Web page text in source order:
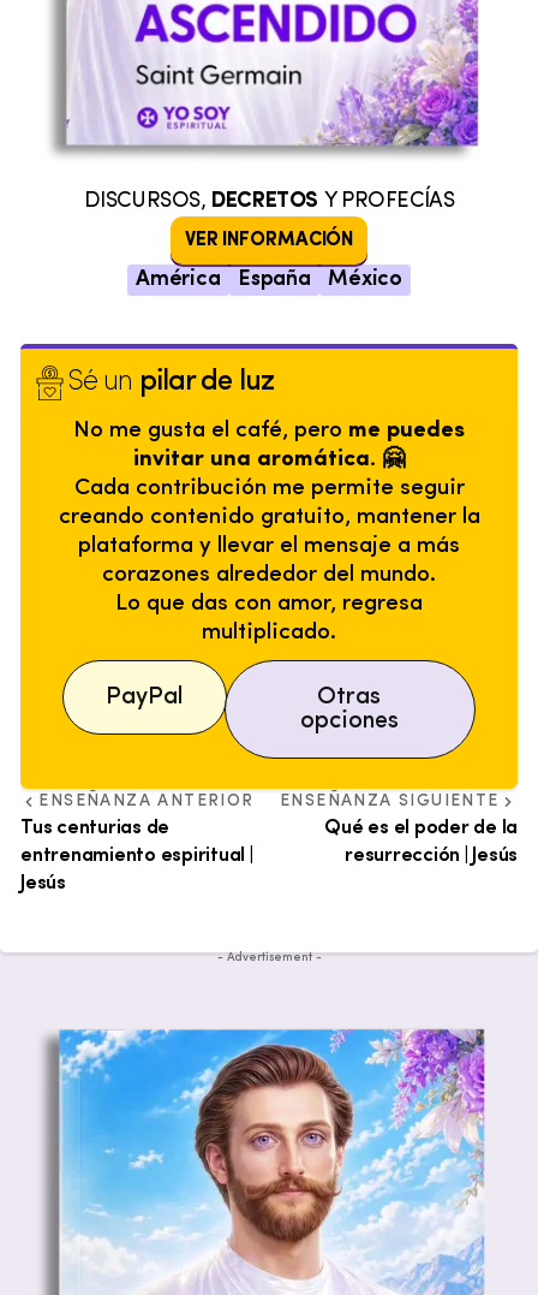
DISCURSOS, DECRETOS Y PROFECÍAS
VER INFORMACIÓN
América España México
Sé un pilar de luz
No me gusta el café, pero me puedes
invitar una aromática. 🤗
Cada contribución me permite seguir
creando contenido gratuito, mantener la
plataforma y llevar el mensaje a más
corazones alrededor del mundo.
Lo que das con amor, regresa
multiplicado.
PayPal
Otras
opciones
ENSEÑANZA ANTERIOR
Tus centurias de
entrenamiento espiritual |
Jesús
ENSEÑANZA SIGUIENTE
Qué es el poder de la
resurrección | Jesús
- Advertisement -